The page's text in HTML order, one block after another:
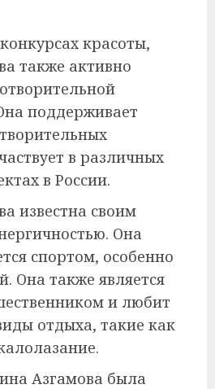
красоты,
также активно
поддерживает
в различных
в России.
известна своим
Она
спортом, особенно
Она также является
и любит
отдыха, такие как
Азгамова была